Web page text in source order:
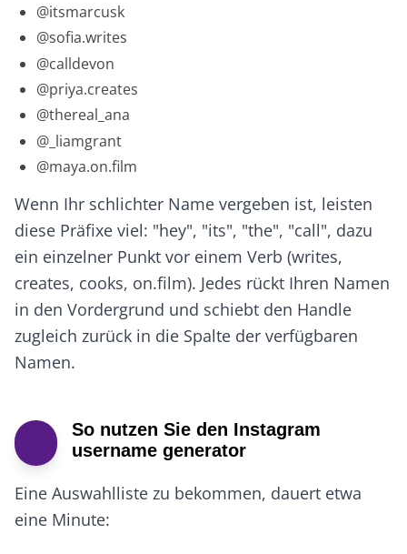
@itsmarcusk
@sofia.writes
@calldevon
@priya.creates
@thereal_ana
@_liamgrant
@maya.on.film
Wenn Ihr schlichter Name vergeben ist, leisten
diese Präfixe viel: "hey", "its", "the", "call", dazu
ein einzelner Punkt vor einem Verb (writes,
creates, cooks, on.film). Jedes rückt Ihren Namen
in den Vordergrund und schiebt den Handle
zugleich zurück in die Spalte der verfügbaren
Namen.
So nutzen Sie den Instagram
username generator
Eine Auswahlliste zu bekommen, dauert etwa
eine Minute: